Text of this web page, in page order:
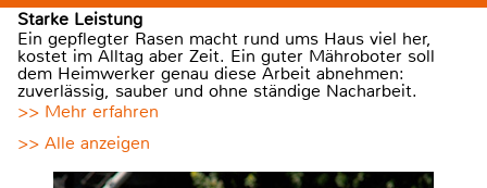
Starke Leistung
Ein gepflegter Rasen macht rund ums Haus viel her,
kostet im Alltag aber Zeit. Ein guter Mähroboter soll
dem Heimwerker genau diese Arbeit abnehmen:
zuverlässig, sauber und ohne ständige Nacharbeit.
>> Mehr erfahren
>> Alle anzeigen